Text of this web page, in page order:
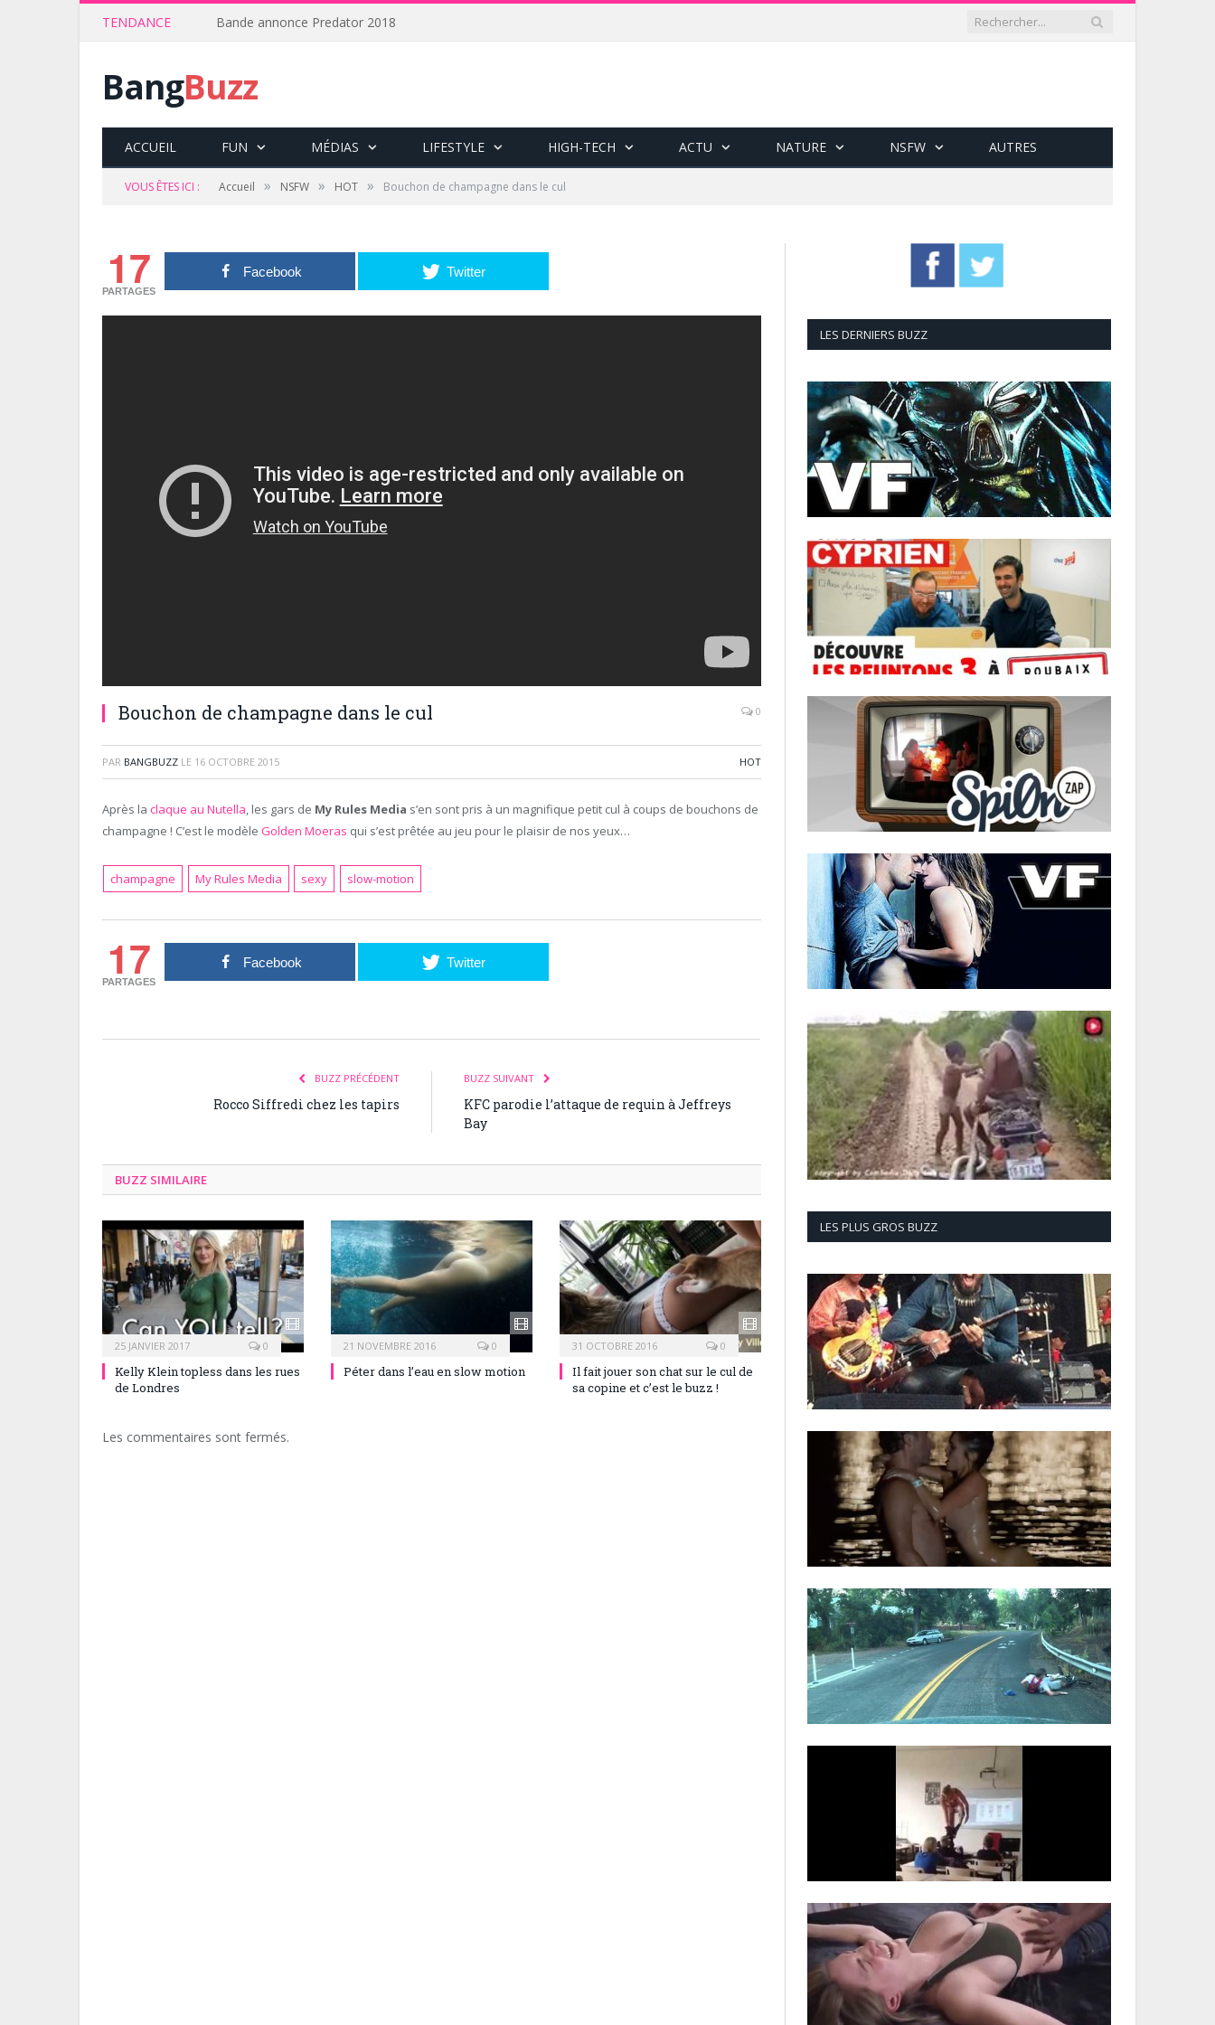
TENDANCE Bande annonce Predator 2018
BangBuzz
ACCUEIL FUN MÉDIAS LIFESTYLE HIGH-TECH ACTU NATURE NSFW AUTRES
VOUS ÊTES ICI : Accueil » NSFW » HOT » Bouchon de champagne dans le cul
17
PARTAGES
Facebook Twitter
Bouchon de champagne dans le cul 0
PAR BANGBUZZ LE 16 OCTOBRE 2015 HOT
Après la claque au Nutella, les gars de My Rules Media s’en sont pris à un magnifique petit cul à coups de bouchons de
champagne ! C’est le modèle Golden Moeras qui s’est prêtée au jeu pour le plaisir de nos yeux…
champagne My Rules Media sexy slow-motion
17
PARTAGES
Facebook Twitter
BUZZ PRÉCÉDENT
Rocco Siffredi chez les tapirs
BUZZ SUIVANT
KFC parodie l’attaque de requin à Jeffreys
Bay
BUZZ SIMILAIRE
25 JANVIER 2017 0
Kelly Klein topless dans les rues
de Londres
21 NOVEMBRE 2016 0
Péter dans l’eau en slow motion
31 OCTOBRE 2016 0
Il fait jouer son chat sur le cul de
sa copine et c’est le buzz !
Les commentaires sont fermés.
LES DERNIERS BUZZ
LES PLUS GROS BUZZ